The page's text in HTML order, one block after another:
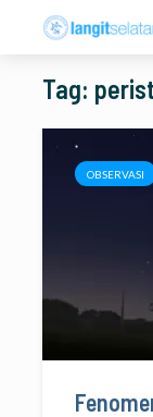
Tag:
OBSERVASI